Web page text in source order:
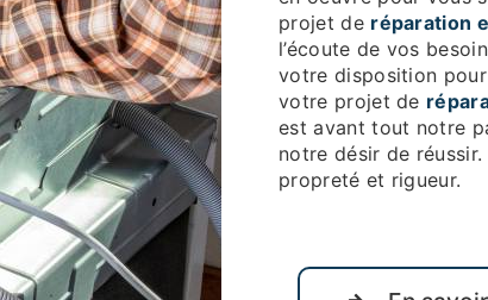
projet de réparation
l’écoute de vos
votre disposition
votre projet de
est avant tout notre
notre désir de
propreté et rigueur.